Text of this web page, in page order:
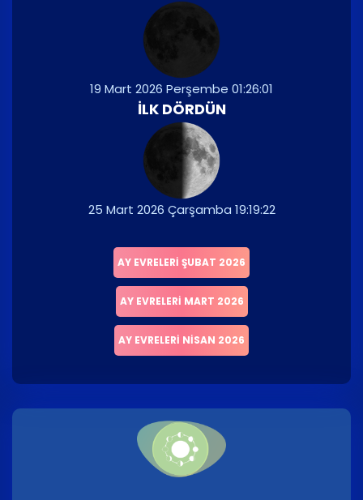
19 Mart 2026 Perşembe 01:26:01
İLK DÖRDÜN
25 Mart 2026 Çarşamba 19:19:22
AY EVRELERI ŞUBAT 2026
AY EVRELERI MART 2026
AY EVRELERI NISAN 2026